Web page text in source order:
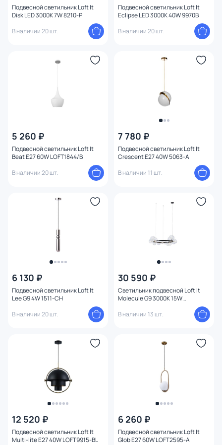
Подвесной светильник Loft It
Disk LED 3000K 7W 8210-P
В наличии 20 шт.
Подвесной светильник Loft It
Eclipse LED 3000K 40W 9970B
В наличии 20 шт.
5 260 ₽
Подвесной светильник Loft It
Beat E27 60W LOFT1844/B
В наличии 20 шт.
7 780 ₽
Подвесной светильник Loft It
Crescent E27 40W 5063-A
В наличии 11 шт.
6 130 ₽
Подвесной светильник Loft It
Lee G9 4W 1511-CH
В наличии 20 шт.
30 590 ₽
Светильник подвесной Loft It
Molecule G9 3000K 15W
В наличии 13 шт.
12 520 ₽
Подвесной светильник Loft It
Multi-lite E27 40W LOFT9915-BL
6 260 ₽
Подвесной светильник Loft It
Glob E27 60W LOFT2595-A